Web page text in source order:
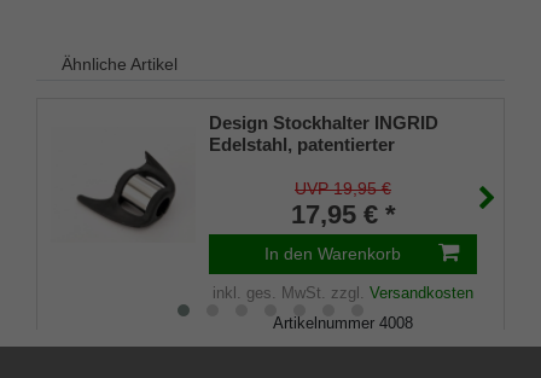
Ähnliche Artikel
Design Stockhalter INGRID
Edelstahl, patentierter
(18 - 22mm), Weichgummi
UVP 19,95 €
17,95 € *
In den Warenkorb
inkl. ges. MwSt. zzgl. Versandkosten
Artikelnummer 4008
Merkliste